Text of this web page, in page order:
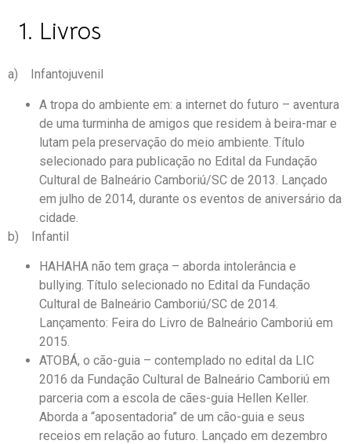
Livros
a) Infantojuvenil
A tropa do ambiente em: a internet do futuro – aventura
de uma turminha de amigos que residem à beira-mar e
lutam pela preservação do meio ambiente. Título
selecionado para publicação no Edital da Fundação
Cultural de Balneário Camboriú/SC de 2013. Lançado
em julho de 2014, durante os eventos de aniversário da
cidade.
b) Infantil
HAHAHA não tem graça – aborda intolerância e
bullying. Título selecionado no Edital da Fundação
Cultural de Balneário Camboriú/SC de 2014.
Lançamento: Feira do Livro de Balneário Camboriú em
2015.
ATOBÁ, o cão-guia – contemplado no edital da LIC
2016 da Fundação Cultural de Balneário Camboriú em
parceria com a escola de cães-guia Hellen Keller.
Aborda a “aposentadoria” de um cão-guia e seus
receios em relação ao futuro. Lançado em dezembro